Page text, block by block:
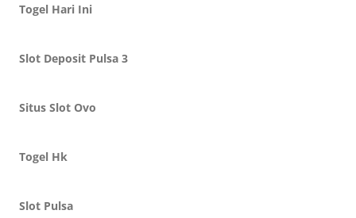
Togel Hari Ini
Slot Deposit Pulsa 3
Situs Slot Ovo
Togel Hk
Slot Pulsa